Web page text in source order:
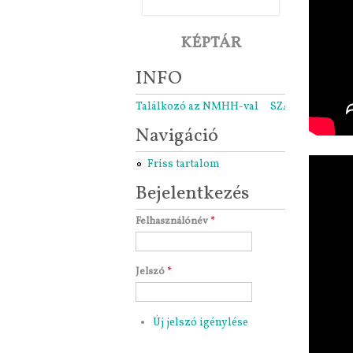
KÉPTÁR
INFO
Találkozó az NMHH-val SZARÁMA
Navigáció
Friss tartalom
Bejelentkezés
Felhasználónév *
Jelszó *
Új jelszó igénylése